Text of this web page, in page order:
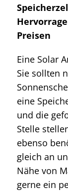
Preisen
Eine Solar
Sie sollten
eine
und die
Stelle
ebenso
gleich an
Nähe von
gerne ein